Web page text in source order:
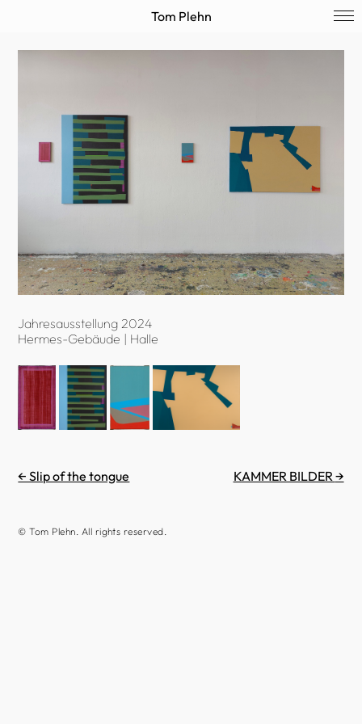
Tom Plehn
Jahresausstellung 2024
Hermes-Gebäude | Halle
← Slip of the tongue KAMMER BILDER→
© Tom Plehn. All rights reserved.